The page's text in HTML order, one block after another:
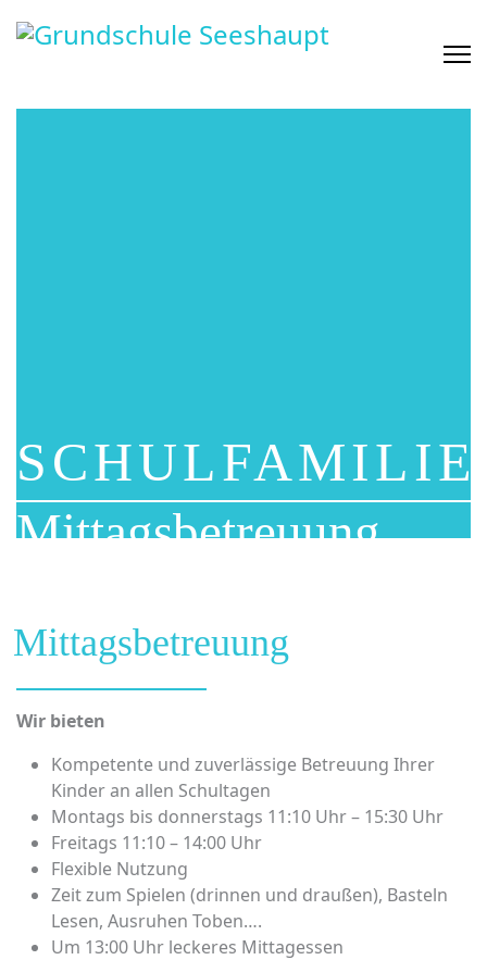
SCHULFAMILIE
Mittagsbetreuung
Mittagsbetreuung
Wir bieten
Kompetente und zuverlässige Betreuung Ihrer
Kinder an allen Schultagen
Montags bis donnerstags 11:10 Uhr – 15:30 Uhr
Freitags 11:10 – 14:00 Uhr
Flexible Nutzung
Zeit zum Spielen (drinnen und draußen), Basteln
Lesen, Ausruhen Toben….
Um 13:00 Uhr leckeres Mittagessen